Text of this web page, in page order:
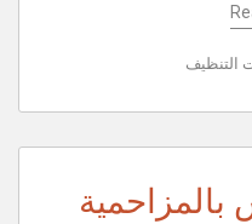
التنظيف